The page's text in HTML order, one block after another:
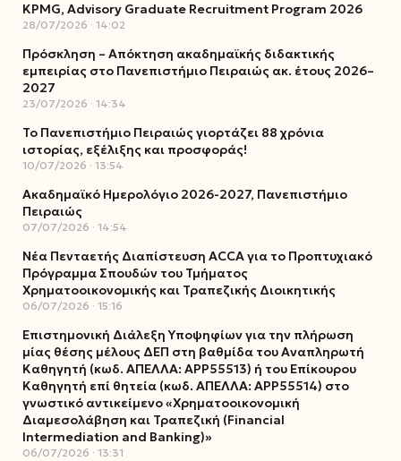
KPMG, Advisory Graduate Recruitment Program 2026
28/07/2026 14:02
Πρόσκληση – Απόκτηση ακαδημαϊκής διδακτικής
εμπειρίας στο Πανεπιστήμιο Πειραιώς ακ. έτους 2026–
2027
23/07/2026 14:34
Το Πανεπιστήμιο Πειραιώς γιορτάζει 88 χρόνια
ιστορίας, εξέλιξης και προσφοράς!
10/07/2026 13:54
Ακαδημαϊκό Ημερολόγιο 2026-2027, Πανεπιστήμιο
Πειραιώς
07/07/2026 14:54
Νέα Πενταετής Διαπίστευση ACCA για το Προπτυχιακό
Πρόγραμμα Σπουδών του Τμήματος
Χρηματοοικονομικής και Τραπεζικής Διοικητικής
06/07/2026 15:16
Επιστημονική Διάλεξη Υποψηφίων για την πλήρωση
μίας θέσης μέλους ΔΕΠ στη βαθμίδα του Αναπληρωτή
Καθηγητή (κωδ. ΑΠΕΛΛΑ: ΑΡΡ55513) ή του Επίκουρου
Καθηγητή επί θητεία (κωδ. ΑΠΕΛΛΑ: ΑΡΡ55514) στο
γνωστικό αντικείμενο «Χρηματοοικονομική
Διαμεσολάβηση και Τραπεζική (Financial
Intermediation and Banking)»
06/07/2026 13:31